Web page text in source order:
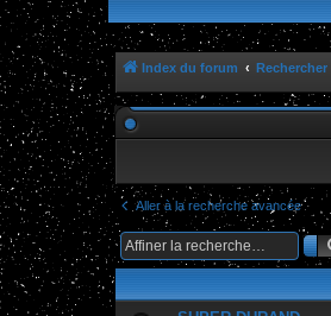
Index du forum Rechercher
Aller à la recherche avancée